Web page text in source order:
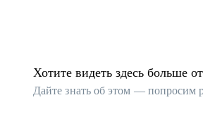
Хотите видеть здесь больше
Дайте знать об этом — попросим